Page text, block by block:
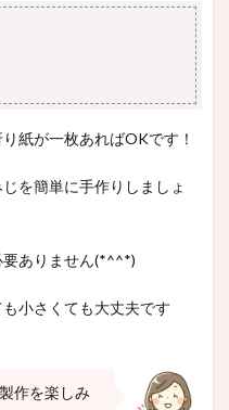
紙が一枚あればOKです！
を簡単に手作りしましょ
ありません(*^^*)
小さくても大丈夫です
作を楽しみ